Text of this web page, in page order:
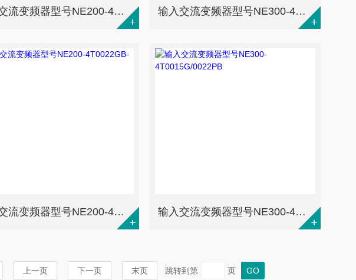
输入交流变频器型号NE200-4T0040G/0055PB 输入交流变频器型号NE300-4T0022G/0040PB
输入交流变频器型号NE200-4T0022GB-M 输入交流变频器型号NE300-4T0015G/0022PB
上一页 下一页 末页 跳转到第 页